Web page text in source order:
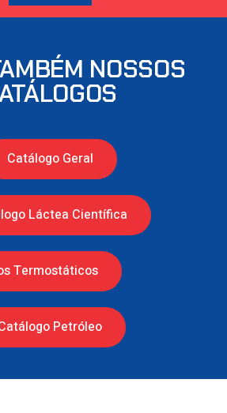
NOSSOS
Catálogo Geral
Láctea Científica
Termostáticos
Petróleo